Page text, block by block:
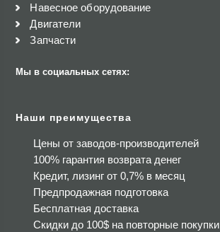
Навесное оборудование
Двигатели
Запчасти
Мы в социальных сетях:
Наши преимущества
Цены от заводов-производителей
100% гарантия возврата денег
Кредит, лизинг от 0,7% в месяц
Предпродажная подготовка
Бесплатная доставка
Скидки до 100$ на повторные покупки